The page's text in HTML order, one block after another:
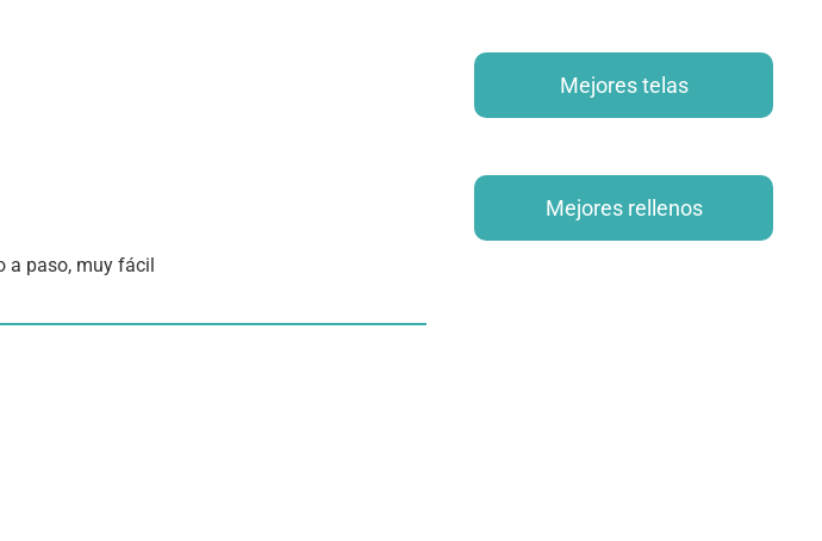
a paso, muy fácil
Mejores telas
Mejores rellenos